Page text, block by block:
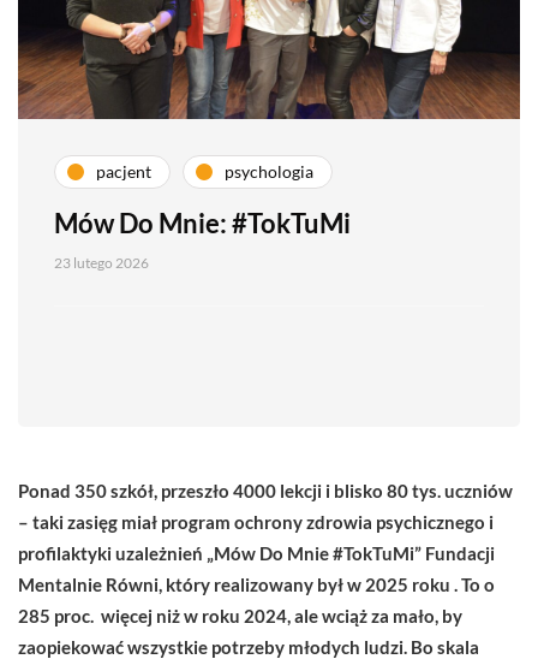
pacjent psychologia
Mów Do Mnie: #TokTuMi
23 lutego 2026
Ponad 350 szkół, przeszło 4000 lekcji i blisko 80 tys. uczniów
– taki zasięg miał program ochrony zdrowia psychicznego i
profilaktyki uzależnień „Mów Do Mnie #TokTuMi” Fundacji
Mentalnie Równi, który realizowany byłw 2025 roku . To o
285 proc. więcej niż w roku 2024, ale wciąż za mało, by
zaopiekować wszystkie potrzeby młodych ludzi. Bo skala